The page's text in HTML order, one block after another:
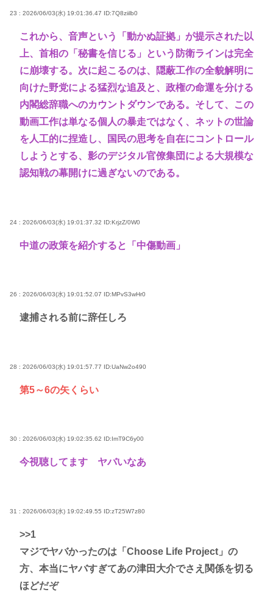
23 : 2026/06/03(水) 19:01:36.47 ID:7Q8ziilb0
これから、音声という「動かぬ証拠」が提示された以
上、首相の「秘書を信じる」という防衛ラインは完全
に崩壊する。次に起こるのは、隠蔽工作の全貌解明に
向けた野党による猛烈な追及と、政権の命運を分ける
内閣総辞職へのカウントダウンである。そして、この
動画工作は単なる個人の暴走ではなく、ネットの世論
を人工的に捏造し、国民の思考を自在にコントロール
しようとする、影のデジタル官僚集団による大規模な
認知戦の幕開けに過ぎないのである。
24 : 2026/06/03(水) 19:01:37.32 ID:KrjzZ/0W0
中道の政策を紹介すると「中傷動画」
26 : 2026/06/03(水) 19:01:52.07 ID:MPvS3wHr0
逮捕される前に辞任しろ
28 : 2026/06/03(水) 19:01:57.77 ID:UaNw2o490
第5～6の矢くらい
30 : 2026/06/03(水) 19:02:35.62 ID:ImT9C6y00
今視聴してます ヤバいなあ
31 : 2026/06/03(水) 19:02:49.55 ID:zT25W7z80
>>1
マジでヤバかったのは「Choose Life Project」の
方、本当にヤバすぎてあの津田大介でさえ関係を切る
ほどだぞ